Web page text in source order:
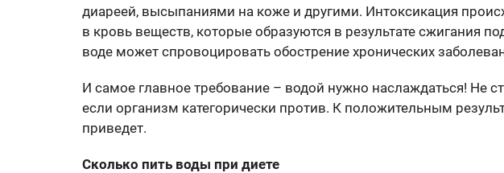
диареей, высыпаниями на коже и другими. Интоксикация
в кровь веществ, которые образуются в результате сжигания
воде может спровоцировать обострение хронических
И самое главное требование – водой нужно наслаждаться! Не
если организм категорически против. К положительным
приведет.
Сколько пить воды при диете